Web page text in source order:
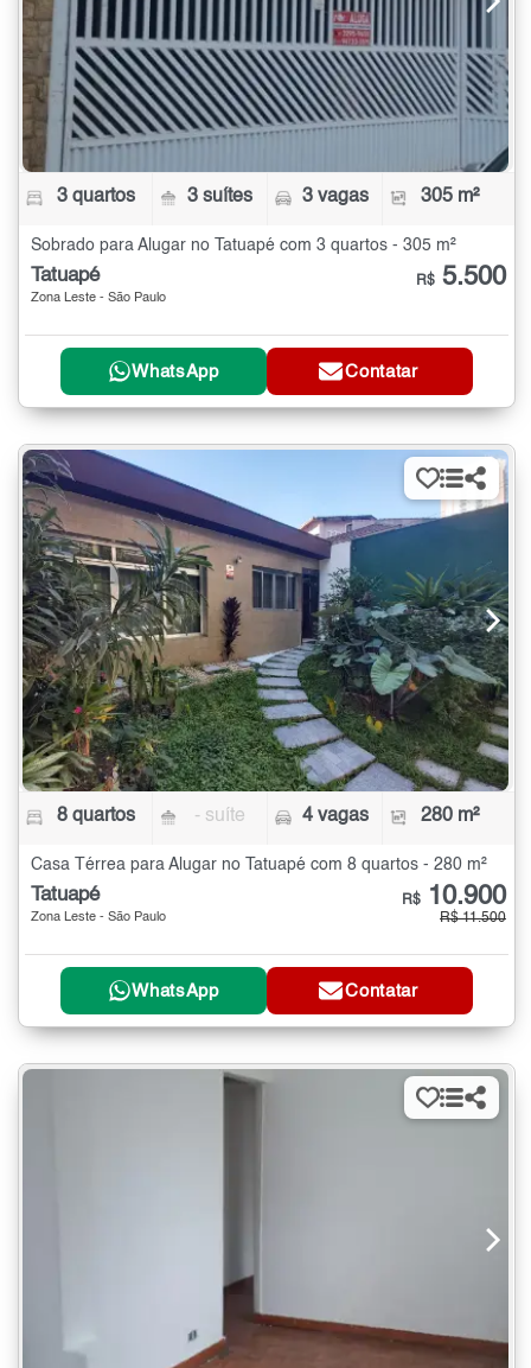
3 quartos 3 suítes 3 vagas 305 m²
Sobrado para Alugar no Tatuapé com 3 quartos - 305 m²
Tatuapé
Zona Leste - São Paulo
R$ 5.500
WhatsApp Contatar
8 quartos - suíte 4 vagas 280 m²
Casa Térrea para Alugar no Tatuapé com 8 quartos - 280 m²
Tatuapé
Zona Leste - São Paulo
R$ 10.900
R$ 11.500
WhatsApp Contatar